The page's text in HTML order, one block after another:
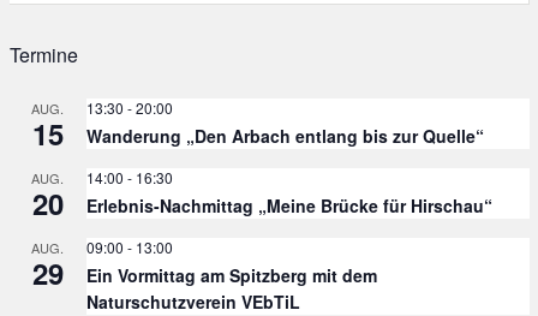
Termine
AUG.
15
13:30 -20:00
Wanderung „Den Arbach entlang bis zur Quelle“
AUG.
20
14:00 - 16:30
Erlebnis-Nachmittag „Meine Brücke für Hirschau“
AUG.
29
09:00 - 13:00
Ein Vormittag am Spitzberg mit dem
Naturschutzverein VEbTiL